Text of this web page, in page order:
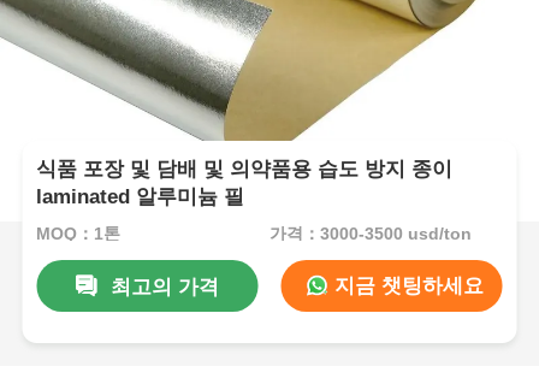
식품 포장 및 담배 및 의약품용 습도 방지 종이
laminated 알루미늄 필
MOQ：1톤 가격：3000-3500 usd/ton
최고의 가격 지금 챗팅하세요